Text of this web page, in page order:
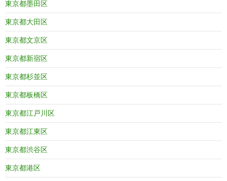
東京都墨田区
東京都大田区
東京都文京区
東京都新宿区
東京都杉並区
東京都板橋区
東京都江戸川区
東京都江東区
東京都渋谷区
東京都港区